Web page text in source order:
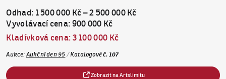
Odhad: 1 500 000 Kč–2 500 000 Kč
Vyvolávací cena:900 000 Kč
Kladívková cena:3 100 000 Kč
Aukce: Aukční den 95 /Katalogovéč.107
Zobrazit na Artslimitu